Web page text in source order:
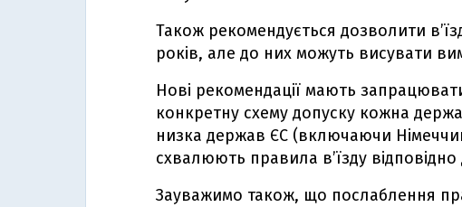
Також рекомендується дозволити
років, але до них можуть висувати
Нові рекомендації мають
конкретну схему допуску кожна
низка держав ЄС (включаючи
схвалюють правила в’їзду
Зауважимо також, що послаблення